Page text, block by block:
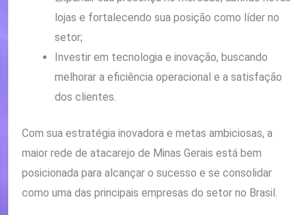
lojas e fortalecendo sua posição como líder no
setor;
Investir em tecnologia e inovação, buscando
melhorar a eficiência operacional e a satisfação
dos clientes.
Com sua estratégia inovadora e metas ambiciosas, a
maior rede de atacarejo de Minas Gerais está bem
posicionada para alcançar o sucesso e se consolidar
como uma das principais empresas do setor no Brasil.